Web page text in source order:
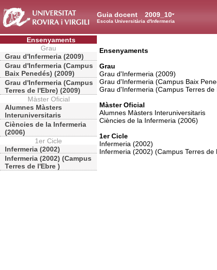
2009_10
Guia docent
Escola Universitària d'Infermeria
Ensenyaments
Grau
Grau d'Infermeria (2009)
Grau d'Infermeria (Campus
Baix Penedés) (2009)
Grau d'Infermeria (Campus
Terres de l'Ebre) (2009)
Màster Oficial
Alumnes Màsters
Interuniversitaris
Ciències de la Infermeria
(2006)
1er Cicle
Infermeria (2002)
Infermeria (2002) (Campus
Terres de l'Ebre )
Ensenyaments
Grau
Grau d'Infermeria (2009)
Grau d'Infermeria (Campus Baix
Grau d'Infermeria (Campus Terres
Màster Oficial
Alumnes Màsters Interuniversitaris
Ciències de la Infermeria (2006)
1er Cicle
Infermeria (2002)
Infermeria (2002) (Campus Terres de